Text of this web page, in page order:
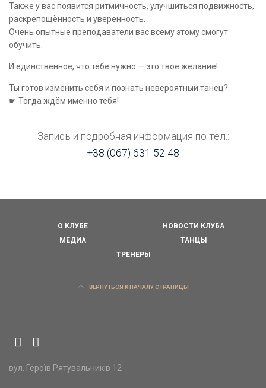
Также у вас появится ритмичность, улучшиться подвижность,
раскрепощённость и уверенность.
Очень опытные преподаватели вас всему этому смогут
обучить.
И единственное, что тебе нужно — это твоё желание!
Ты готов изменить себя и познать невероятный танец?
☛ Тогда ждём именно тебя!
Запись и подробная информация по тел.:
+38 (067) 631 52 48
О КЛУБЕ
НОВОСТИ КЛУБА
МЕДИА
ТАНЦЫ
ТРЕНЕРЫ
ВЕРНУТЬСЯ К НАЧАЛУ СТРАНИЦЫ
вул. Героїв Рятувальників 12